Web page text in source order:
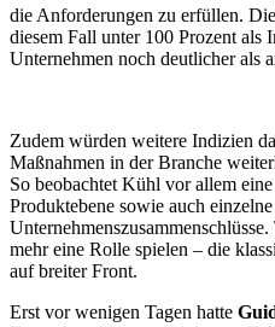
die Anforderungen zu erfüllen.
diesem Fall unter 100 Prozent als
Unternehmen noch deutlicher als
Zudem würden weitere Indizien
Maßnahmen in der Branche
So beobachtet Kühl vor allem
Produktebene sowie auch einzelne
mehr eine Rolle spielen – die
auf breiter Front.
Erst vor wenigen Tagen hatte